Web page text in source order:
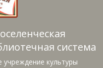
система
культуры